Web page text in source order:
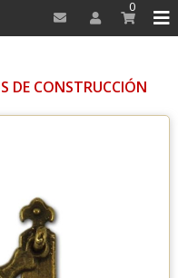
0
DE CONSTRUCCIÓN